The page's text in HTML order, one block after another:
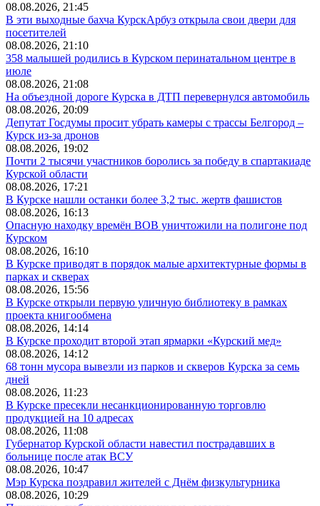
08.08.2026, 21:45
В эти выходные бахча КурскАрбуз открыла свои двери для
посетителей
08.08.2026, 21:10
358 малышей родились в Курском перинатальном центре в
июле
08.08.2026, 21:08
На объездной дороге Курска в ДТП перевернулся автомобиль
08.08.2026, 20:09
Депутат Госдумы просит убрать камеры с трассы Белгород –
Курск из-за дронов
08.08.2026, 19:02
Почти 2 тысячи участников боролись за победу в спартакиаде
Курской области
08.08.2026, 17:21
В Курске нашли останки более 3,2 тыс. жертв фашистов
08.08.2026, 16:13
Опасную находку времён ВОВ уничтожили на полигоне под
Курском
08.08.2026, 16:10
В Курске приводят в порядок малые архитектурные формы в
парках и скверах
08.08.2026, 15:56
В Курске открыли первую уличную библиотеку в рамках
проекта книгообмена
08.08.2026, 14:14
В Курске проходит второй этап ярмарки «Курский мед»
08.08.2026, 14:12
68 тонн мусора вывезли из парков и скверов Курска за семь
дней
08.08.2026, 11:23
В Курске пресекли несанкционированную торговлю
продукцией на 10 адресах
08.08.2026, 11:08
Губернатор Курской области навестил пострадавших в
больнице после атак ВСУ
08.08.2026, 10:47
Мэр Курска поздравил жителей с Днём физкультурника
08.08.2026, 10:29